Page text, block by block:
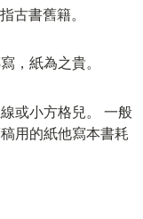
古書舊籍。
，紙為之貴。
或小方格兒。 一般
用的紙他寫本書耗